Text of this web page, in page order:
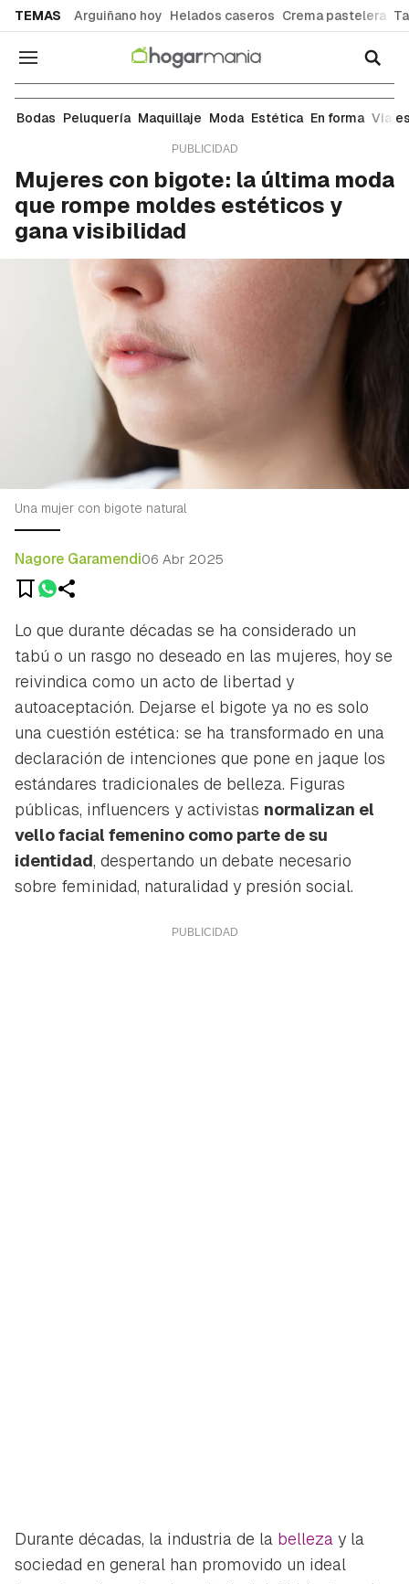
TEMAS Arguiñano hoy Helados caseros Crema pastelera
Navegación
Estética
Bodas Peluquería Maquillaje Moda Estética En forma
Mujeres con bigote: la última moda
que rompe moldes estéticos y
gana visibilidad
Una mujer con bigote natural
Nagore Garamendi06 Abr 2025
Lo que durante décadas se ha considerado un
tabú o un rasgo no deseado en las mujeres, hoy se
reivindica como un acto de libertad y
autoaceptación. Dejarse el bigote ya no es solo
una cuestión estética: se ha transformado en una
declaración de intenciones que pone en jaque los
estándares tradicionales de belleza. Figuras
públicas, influencers y activistas normalizan el
vello facial femenino como parte de su
identidad, despertando un debate necesario
sobre feminidad, naturalidad y presión social.
Durante décadas, la industria de la belleza y la
sociedad en general han promovido un ideal